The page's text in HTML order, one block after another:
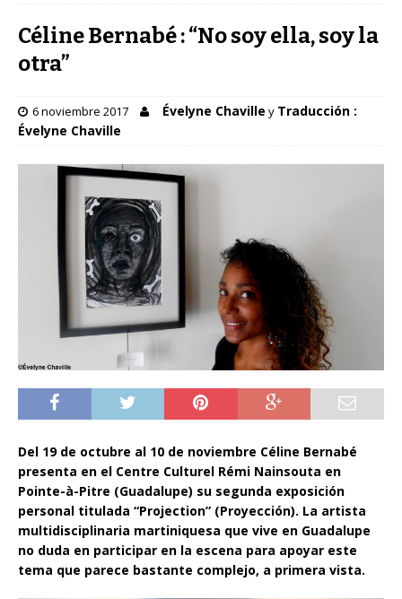
Céline Bernabé : “No soy ella, soy la
otra”
6 noviembre 2017 Évelyne Chaville y Traducción :
Évelyne Chaville
Del 19 de octubre al 10 de noviembre Céline Bernabé
presenta en el Centre Culturel Rémi Nainsouta en
Pointe-à-Pitre (Guadalupe) su segunda exposición
personal titulada “Projection” (Proyección). La artista
multidisciplinaria martiniquesa que vive en Guadalupe
no duda en participar en la escena para apoyar este
tema que parece bastante complejo, a primera vista.